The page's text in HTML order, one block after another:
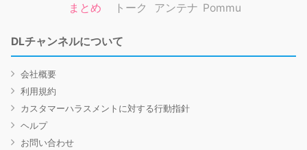
まとめ トーク アンテナ Pommu
DLチャンネルについて
会社概要
利用規約
カスタマーハラスメントに対する行動指針
ヘルプ
お問い合わせ